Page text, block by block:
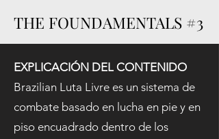
THE FOUNDAMENTALS #3
THE FOUNDAMENTALS #3
EXPLICACIÓN DEL CONTENIDO
Brazilian Luta Livre es un sistema de
combate basado en lucha en pie y en
piso encuadrado dentro de los